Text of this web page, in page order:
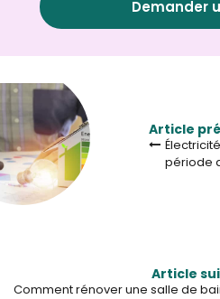
Demander
Article
période
Article
Comment rénover une salle de